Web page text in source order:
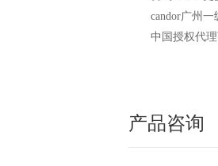
candor广州一
中国授权代
产品咨询